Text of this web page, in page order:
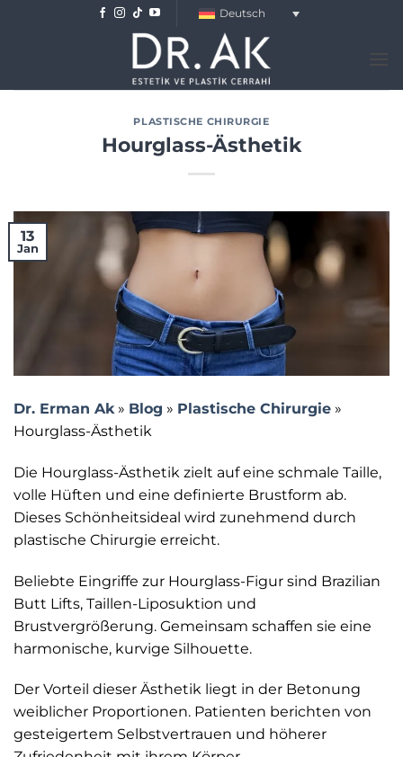
Deutsch
PLASTISCHE CHIRURGIE
Hourglass-Ästhetik
13
Jan
Dr. Erman Ak» Blog » Plastische Chirurgie »
Hourglass-Ästhetik
Die Hourglass-Ästhetik zielt auf eine schmale Taille,
volle Hüften und eine definierte Brustform ab.
Dieses Schönheitsideal wird zunehmend durch
plastische Chirurgie erreicht.
Beliebte Eingriffe zur Hourglass-Figur sind Brazilian
Butt Lifts, Taillen-Liposuktion und
Brustvergrößerung. Gemeinsam schaffen sie eine
harmonische, kurvige Silhouette.
Der Vorteil dieser Ästhetik liegt in der Betonung
weiblicher Proportionen. Patienten berichten von
gesteigertem Selbstvertrauen und höherer